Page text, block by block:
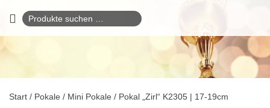
Suchen
nach:
Start / Pokale / Mini Pokale / Pokal „Zirl“ K2305 | 17-19cm